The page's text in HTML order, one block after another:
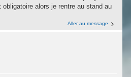
alors je rentre au stand au
Aller au message